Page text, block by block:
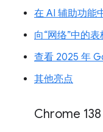
在 AI 辅助功能
向“网络”中的
查看 2025 年
其他亮点
Chrome 138